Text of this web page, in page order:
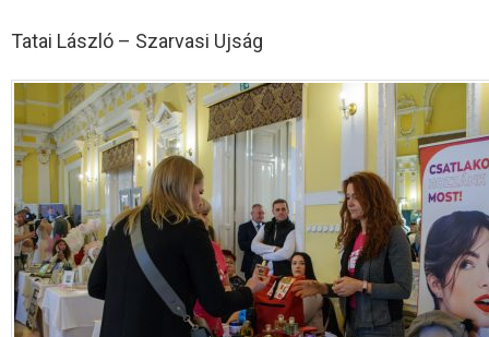
Tatai László – Szarvasi Ujság